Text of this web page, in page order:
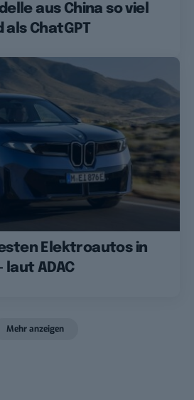
aus China so viel
ChatGPT
Elektroautos in
laut ADAC
Mehr anzeigen